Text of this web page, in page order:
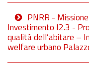
PNRR -
Investimento I2.3 -
qualità dell’abitare –
welfare urbano